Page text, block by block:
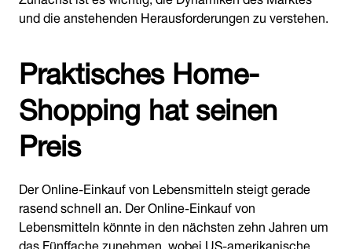
und die anstehenden Herausforderungen zu verstehen.
Praktisches Home-
Shopping hat seinen
Preis
Der Online-Einkauf von Lebensmitteln steigt gerade
rasend schnell an. Der Online-Einkauf von
Lebensmitteln könnte in den nächsten zehn Jahren um
das Fünffache zunehmen, wobei US-amerikanische